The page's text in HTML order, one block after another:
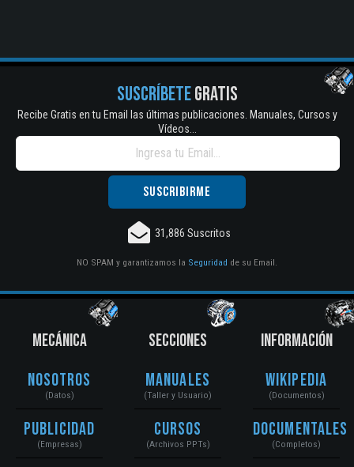
SUSCRÍBETEGRATIS
Recibe Gratis en tu Email las últimas publicaciones. Manuales, Cursos y
Vídeos...
31,886 Suscritos
NO SPAM y garantizamos la Seguridad de su Email.
MECÁNICA
Nosotros
(Datos)
Publicidad
(Empresas)
SECCIONES
Manuales
(Taller y Usuario)
Cursos
(Archivos PPTs)
INFORMACIÓN
Wikipedia
(Documentos)
Documentales
(Completos)